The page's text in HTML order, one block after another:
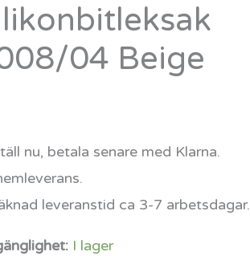
04 Beige
nu, betala senare med Klarna.
leveranstid ca 3-7 arbetsdagar.
I lager